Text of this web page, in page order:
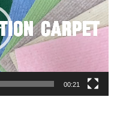
00:21